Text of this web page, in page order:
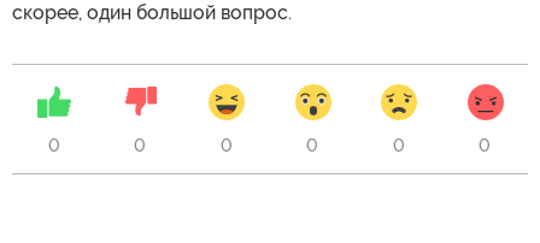
скорее, один большой вопрос.
0 0 0 0 0 0